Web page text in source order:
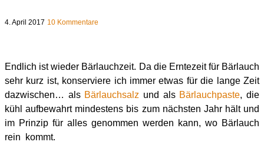
4. April 2017 10 Kommentare
Endlich ist wieder Bärlauchzeit. Da die Erntezeit für Bärlauch
sehr kurz ist, konserviere ich immer etwas für die lange Zeit
dazwischen… als Bärlauchsalz und als Bärlauchpaste, die
kühl aufbewahrt mindestens bis zum nächsten Jahr hält und
im Prinzip für alles genommen werden kann, wo Bärlauch
rein kommt.